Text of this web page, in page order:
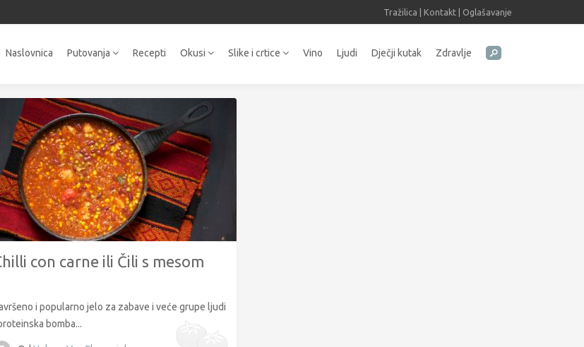
Tražilica Kontakt Oglašavanje
Naslovnica Putovanja Recepti Okusi Slike i crtice Vino Ljudi Dječji kutak Zdravlje
con carne ili Čili s mesom
i popularno jelo za zabave i veće grupe ljudi
bomba...